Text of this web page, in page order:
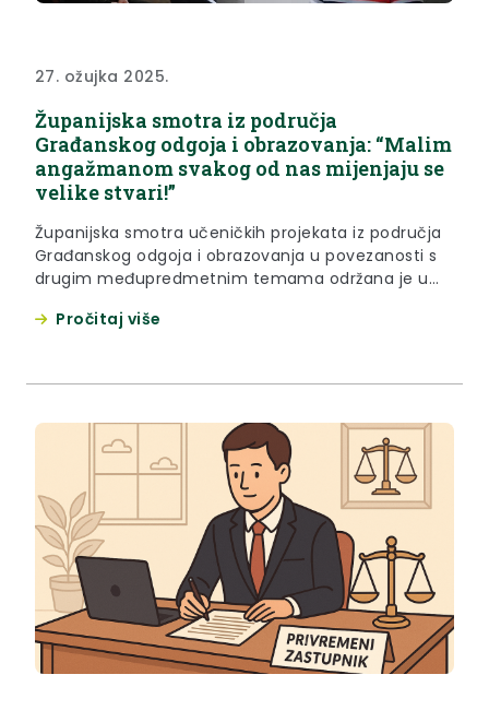
27. ožujka 2025.
Županijska smotra iz područja
Građanskog odgoja i obrazovanja: “Malim
angažmanom svakog od nas mijenjaju se
velike stvari!”
Županijska smotra učeničkih projekata iz područja
Građanskog odgoja i obrazovanja u povezanosti s
drugim međupredmetnim temama održana je u
Otvorenju 18. po redu Smotre održalo se u staroj
Pročitaj više